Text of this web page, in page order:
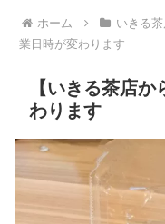
ホーム いきる
業日時が変わります
【いきる茶店
わります